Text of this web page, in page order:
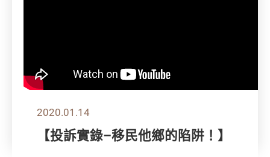
2020.01.14
【投訴實錄–移民他鄉的陷阱！】